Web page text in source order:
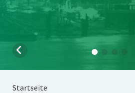
Startseite